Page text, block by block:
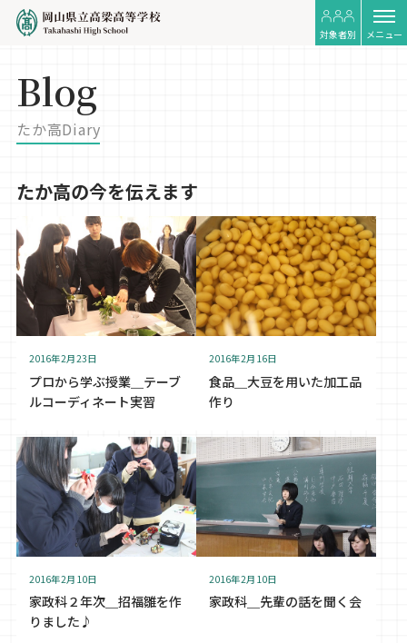
対象者別 メニュー
Blog
たか高Diary
たか高の今を伝えます
2016年2月23日
プロから学ぶ授業＿テーブ
ルコーディネート実習
2016年2月16日
食品＿大豆を用いた加工品
作り
2016年2月10日
家政科２年次＿招福雛を作
りました♪
2016年2月10日
家政科＿先輩の話を聞く会